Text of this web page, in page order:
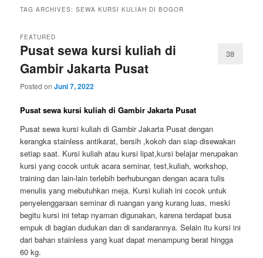
TAG ARCHIVES:SEWA KURSI KULIAH DI BOGOR
Pusat sewa kursi kuliah di
Gambir Jakarta Pusat
FEATURED
Posted onJuni 7, 2022
38
Pusat sewa kursi kuliah di Gambir Jakarta Pusat
Pusat sewa kursi kuliah di Gambir Jakarta Pusat dengan
kerangka stainless antikarat, bersih ,kokoh dan siap disewakan
setiap saat. Kursi kuliah atau kursi lipat,kursi belajar merupakan
kursi yang cocok untuk acara seminar, test,kuliah, workshop,
training dan lain-lain terlebih berhubungan dengan acara tulis
menulis yang mebutuhkan meja. Kursi kuliah ini cocok untuk
penyelenggaraan seminar di ruangan yang kurang luas, meski
begitu kursi ini tetap nyaman digunakan, karena terdapat busa
empuk di bagian dudukan dan di sandarannya. Selain itu kursi ini
dari bahan stainless yang kuat dapat menampung berat hingga
60 kg.